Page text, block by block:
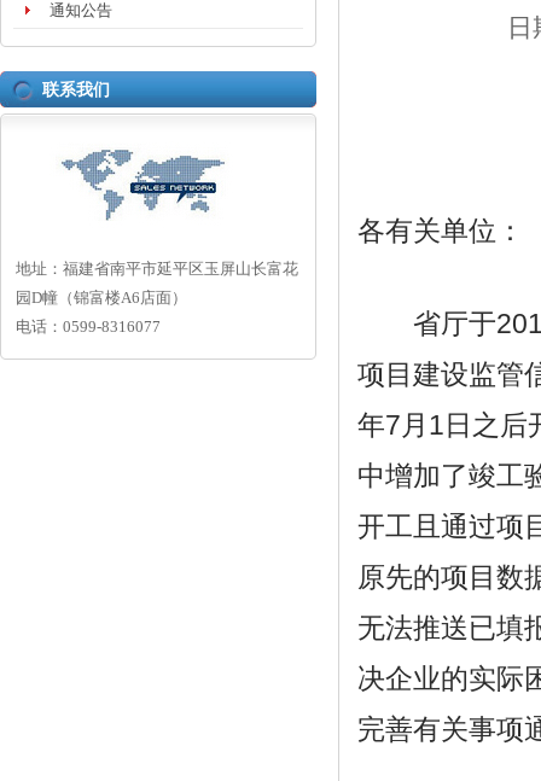
通知公告
联系我们
地址： 福建省南平市延平区玉屏山长富花
园D幢（锦富楼A6店面）
电话： 0599-8316077
各有关单位：
省厅于2019
项目建设监管
年7月1日之后
中增加了竣工
开工且通过项
原先的项目数
无法推送已填
决企业的实际
完善有关事项